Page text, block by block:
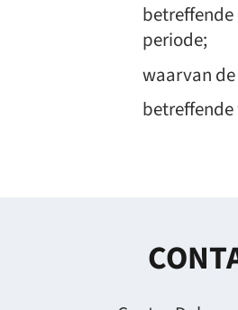
periode;
waarvan